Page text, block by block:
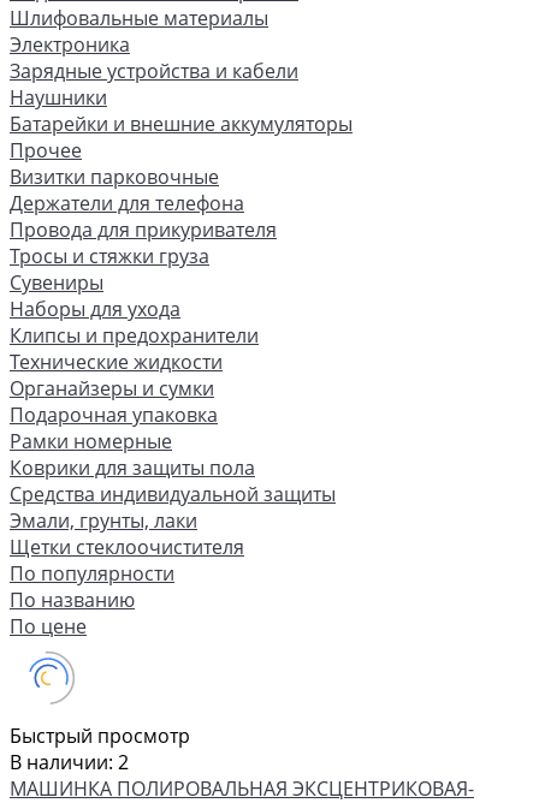
Шлифовальные материалы
Электроника
Зарядные устройства и кабели
Наушники
Батарейки и внешние аккумуляторы
Прочее
Визитки парковочные
Держатели для телефона
Провода для прикуривателя
Тросы и стяжки груза
Сувениры
Наборы для ухода
Клипсы и предохранители
Технические жидкости
Органайзеры и сумки
Подарочная упаковка
Рамки номерные
Коврики для защиты пола
Средства индивидуальной защиты
Эмали, грунты, лаки
Щетки стеклоочистителя
По популярности
По названию
По цене
Быстрый просмотр
В наличии: 2
МАШИНКА ПОЛИРОВАЛЬНАЯ ЭКСЦЕНТРИКОВАЯ-